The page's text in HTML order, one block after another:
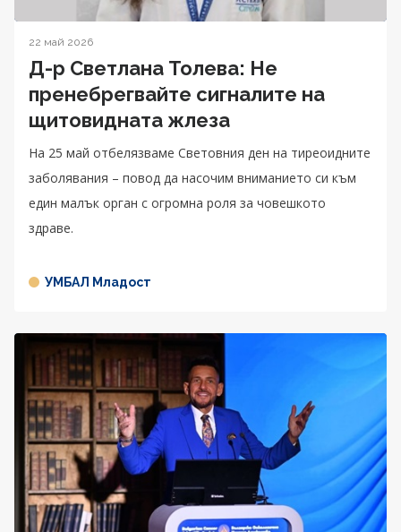
22 май 2026
Д-р Светлана Толева: Не
пренебрегвайте сигналите на
щитовидната жлеза
На 25 май отбелязваме Световния ден на тиреоидните
заболявания – повод да насочим вниманието си към
един малък орган с огромна роля за човешкото
здраве.
УМБАЛ Младост